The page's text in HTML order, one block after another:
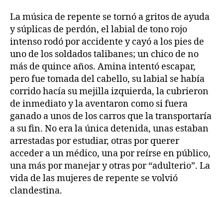
La música de repente se tornó a gritos de ayuda
y súplicas de perdón, el labial de tono rojo
intenso rodó por accidente y cayó a los pies de
uno de los soldados talibanes; un chico de no
más de quince años. Amina intentó escapar,
pero fue tomada del cabello, su labial se había
corrido hacía su mejilla izquierda, la cubrieron
de inmediato y la aventaron como si fuera
ganado a unos de los carros que la transportaría
a su fin. No era la única detenida, unas estaban
arrestadas por estudiar, otras por querer
acceder a un médico, una por reírse en público,
una más por manejar y otras por “adulterio”. La
vida de las mujeres de repente se volvió
clandestina.